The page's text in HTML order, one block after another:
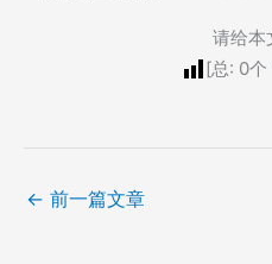
请给本
[总: 0个
← 前一篇文章